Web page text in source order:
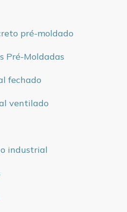
pré-moldado
Pré-Moldadas
fechado
ventilado
industrial